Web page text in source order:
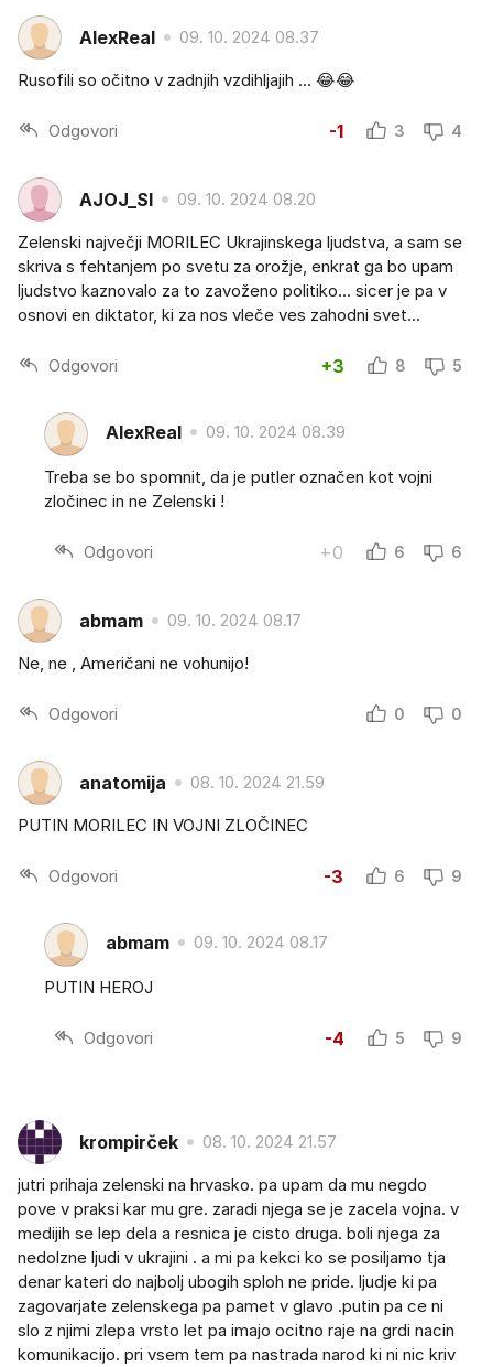
AlexReal 09. 10. 2024 08.37
Rusofili so očitno v zadnjih vzdihljajih ... 😂😂
Odgovori -1 3 4
AJOJ_SI 09. 10. 2024 08.20
Zelenski največji MORILEC Ukrajinskega ljudstva, a sam se
skriva s fehtanjem po svetu za orožje, enkrat ga bo upam
ljudstvo kaznovalo za to zavoženo politiko... sicer je pa v
osnovi en diktator, ki za nos vleče ves zahodni svet...
Odgovori +3 8 5
AlexReal 09. 10. 2024 08.39
Treba se bo spomnit, da je putler označen kot vojni
zločinec in ne Zelenski !
Odgovori +0 6 6
abmam 09. 10. 2024 08.17
Ne, ne , Američani ne vohunijo!
Odgovori 0 0
anatomija 08. 10. 2024 21.59
PUTIN MORILEC IN VOJNI ZLOČINEC
Odgovori -3 6 9
abmam 09. 10. 2024 08.17
PUTIN HEROJ
Odgovori -4 5 9
krompirček 08. 10. 2024 21.57
jutri prihaja zelenski na hrvasko. pa upam da mu negdo
pove v praksi kar mu gre. zaradi njega se je zacela vojna. v
medijih se lep dela a resnica je cisto druga. boli njega za
nedolzne ljudi v ukrajini . a mi pa kekci ko se posiljamo tja
denar kateri do najbolj ubogih sploh ne pride. ljudje ki pa
zagovarjate zelenskega pa pamet v glavo .putin pa ce ni
slo z njimi zlepa vrsto let pa imajo ocitno raje na grdi nacin
komunikacijo. pri vsem tem pa nastrada narod ki ni nic kriv